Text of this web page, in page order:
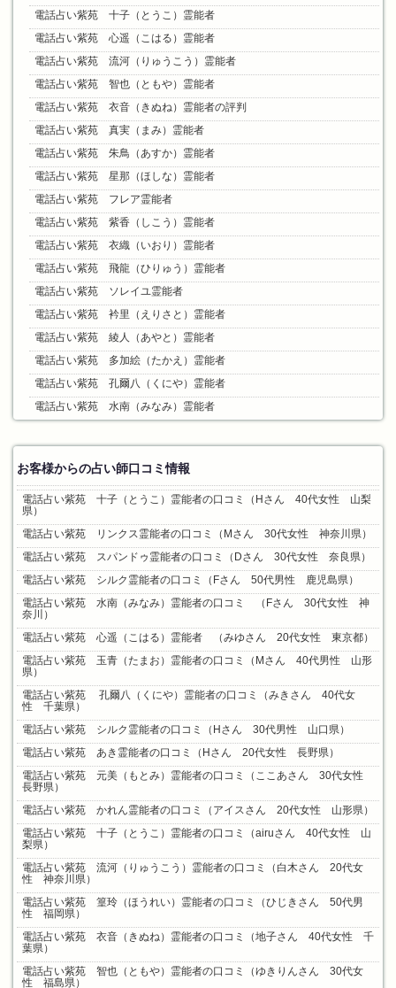
電話占い紫苑 十子（とうこ）霊能者
電話占い紫苑 心遥（こはる）霊能者
電話占い紫苑 流河（りゅうこう）霊能者
電話占い紫苑 智也（ともや）霊能者
電話占い紫苑 衣音（きぬね）霊能者の評判
電話占い紫苑 真実（まみ）霊能者
電話占い紫苑 朱鳥（あすか）霊能者
電話占い紫苑 星那（ほしな）霊能者
電話占い紫苑 フレア霊能者
電話占い紫苑 紫香（しこう）霊能者
電話占い紫苑 衣織（いおり）霊能者
電話占い紫苑 飛龍（ひりゅう）霊能者
電話占い紫苑 ソレイユ霊能者
電話占い紫苑 衿里（えりさと）霊能者
電話占い紫苑 綾人（あやと）霊能者
電話占い紫苑 多加絵（たかえ）霊能者
電話占い紫苑 孔爾八（くにや）霊能者
電話占い紫苑 水南（みなみ）霊能者
お客様からの占い師口コミ情報
電話占い紫苑 十子（とうこ）霊能者の口コミ（Hさん 40代女性 山梨
県）
電話占い紫苑 リンクス霊能者の口コミ（Mさん 30代女性 神奈川県）
電話占い紫苑 スパンドゥ霊能者の口コミ（Dさん 30代女性 奈良県）
電話占い紫苑 シルク霊能者の口コミ（Fさん 50代男性 鹿児島県）
電話占い紫苑 水南（みなみ）霊能者の口コミ （Fさん 30代女性 神
奈川）
電話占い紫苑 心遥（こはる）霊能者 （みゆさん 20代女性 東京都）
電話占い紫苑 玉青（たまお）霊能者の口コミ（Mさん 40代男性 山形
県）
電話占い紫苑 孔爾八（くにや）霊能者の口コミ（みきさん 40代女
性 千葉県）
電話占い紫苑 シルク霊能者の口コミ（Hさん 30代男性 山口県）
電話占い紫苑 あき霊能者の口コミ（Hさん 20代女性 長野県）
電話占い紫苑 元美（もとみ）霊能者の口コミ（ここあさん 30代女性
長野県）
電話占い紫苑 かれん霊能者の口コミ（アイスさん 20代女性 山形県）
電話占い紫苑 十子（とうこ）霊能者の口コミ（airuさん 40代女性 山
梨県）
電話占い紫苑 流河（りゅうこう）霊能者の口コミ（白木さん 20代女
性 神奈川県）
電話占い紫苑 篁玲（ほうれい）霊能者の口コミ（ひじきさん 50代男
性 福岡県）
電話占い紫苑 衣音（きぬね）霊能者の口コミ（地子さん 40代女性 千
葉県）
電話占い紫苑 智也（ともや）霊能者の口コミ（ゆきりんさん 30代女
性 福島県）